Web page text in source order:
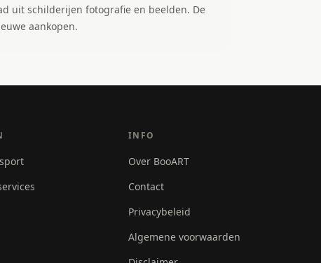
uit schilderijen fotografie en beelden. De
aankopen.
INFO
Over BooART
Contact
Privacybeleid
Algemene voorwaarden